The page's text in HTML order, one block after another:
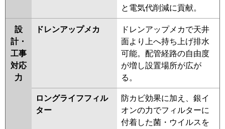
と電気代削減に貢献。
設
計・
工事
対応
力
ドレンアップメカ
ドレンアップメカで天井
面より上へ持ち上げ排水
可能。配管経路の自由度
が増し設置場所が広が
る。
ロングライフフィル
ター
防カビ効果に加え、銀イ
オンの力でフィルターに
付着した菌・ウイルスを